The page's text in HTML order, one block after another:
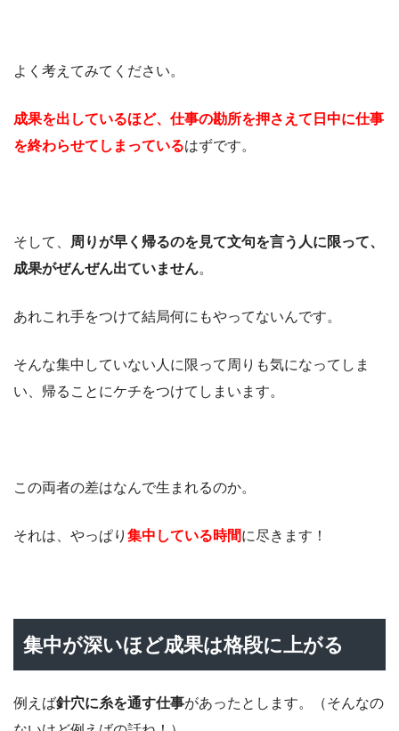
よく考えてみてください。
成果を出しているほど、仕事の勘所を押さえて日中に仕事
を終わらせてしまっているはずです。
そして、 周りが早く帰るのを見て文句を言う人に限って、
成果がぜんぜん出ていません。
あれこれ手をつけて結局何にもやってないんです。
そんな集中していない人に限って周りも気になってしま
い、帰ることにケチをつけてしまいます。
この両者の差はなんで生まれるのか。
それは、やっぱり 集中している時間に尽きます！
集中が深いほど成果は格段に上がる
例えば針穴に糸を通す仕事があったとします。（そんなの